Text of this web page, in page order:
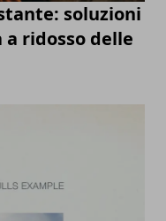
soluzioni
ridosso delle